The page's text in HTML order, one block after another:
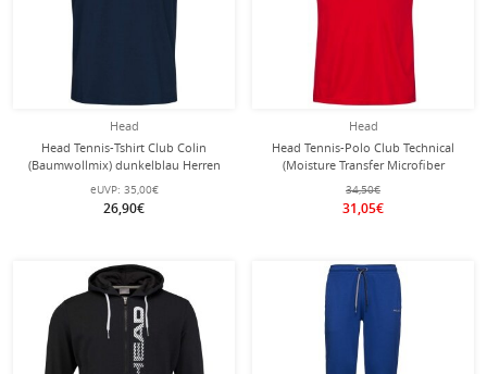
Head
Head Tennis-Tshirt Club Colin
(Baumwollmix) dunkelblau Herren
eUVP: 35,00€
26,90€
Head
Head Tennis-Polo Club Technical
(Moisture Transfer Microfiber
Technologie) rot Herren
34,50€
31,05€